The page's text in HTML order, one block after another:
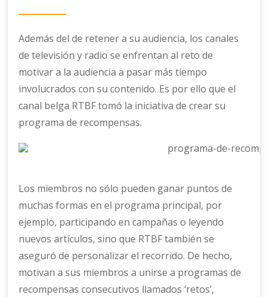
Además del de retener a su audiencia, los canales
de televisión y radio se enfrentan al reto de
motivar a la audiencia a pasar más tiempo
involucrados con su contenido. Es por ello que el
canal belga RTBF tomó la iniciativa de crear su
programa de recompensas.
Los miembros no sólo pueden ganar puntos de
muchas formas en el programa principal, por
ejemplo, participando en campañas o leyendo
nuevos artículos, sino que RTBF también se
aseguró de personalizar el recorrido. De hecho,
motivan a sus miembros a unirse a programas de
recompensas consecutivos llamados ‘retos’,